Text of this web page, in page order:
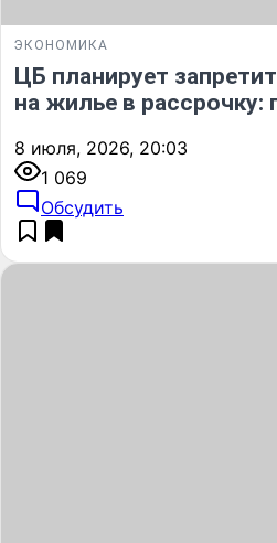
ЭКОНОМИКА
ЦБ планирует
на жилье в рассрочку:
8 июля, 2026, 20:03
1 069
Обсудить